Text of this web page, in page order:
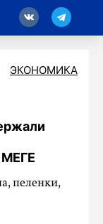
ЭКОНОМИКА
МЕГЕ
пеленки,